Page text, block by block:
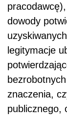
dowody
legitymacje
znaczenia,
publicznego,